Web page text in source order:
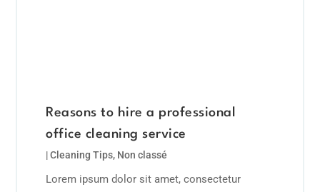
Reasons to hire a professional
office cleaning service
|Cleaning Tips, Non classé
Lorem ipsum dolor sit amet, consectetur